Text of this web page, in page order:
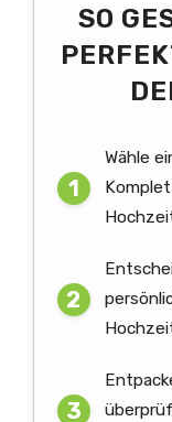
SO
Wähle